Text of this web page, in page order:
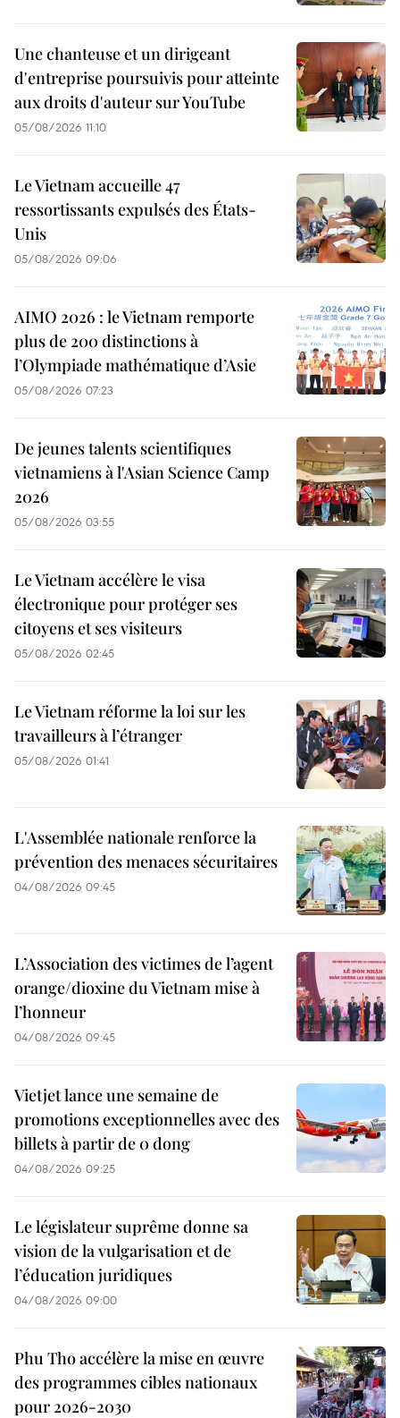
Une chanteuse et un dirigeant
d'entreprise poursuivis pour atteinte
aux droits d'auteur sur YouTube
05/08/2026 11:10
Le Vietnam accueille 47
ressortissants expulsés des États-
Unis
05/08/2026 09:06
AIMO 2026 : le Vietnam remporte
plus de 200 distinctions à
l’Olympiade mathématique d’Asie
05/08/2026 07:23
De jeunes talents scientifiques
vietnamiens à l'Asian Science Camp
2026
05/08/2026 03:55
Le Vietnam accélère le visa
électronique pour protéger ses
citoyens et ses visiteurs
05/08/2026 02:45
Le Vietnam réforme la loi sur les
travailleurs à l’étranger
05/08/2026 01:41
L'Assemblée nationale renforce la
prévention des menaces sécuritaires
04/08/2026 09:45
L’Association des victimes de l’agent
orange/dioxine du Vietnam mise à
l’honneur
04/08/2026 09:45
Vietjet lance une semaine de
promotions exceptionnelles avec des
billets à partir de 0 dong
04/08/2026 09:25
Le législateur suprême donne sa
vision de la vulgarisation et de
l’éducation juridiques
04/08/2026 09:00
Phu Tho accélère la mise en œuvre
des programmes cibles nationaux
pour 2026-2030